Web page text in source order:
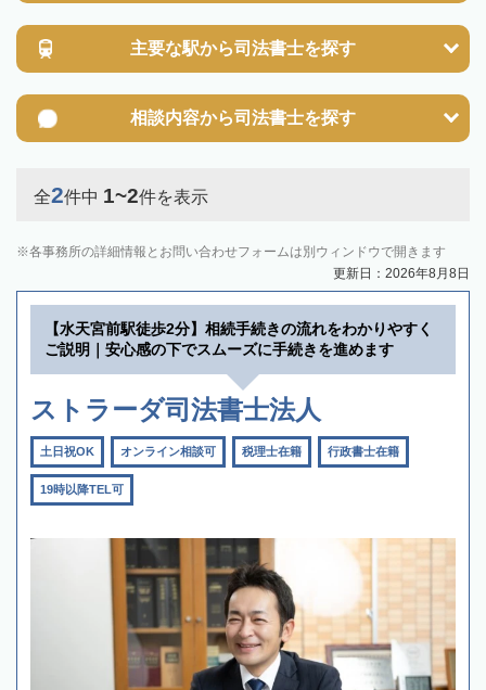
主要な駅から司法書士を探す
相談内容から司法書士を探す
全2件中 1~2件を表示
各事務所の詳細情報とお問い合わせフォームは別ウィンドウで開きます
更新日：2026年8月8日
【水天宮前駅徒歩2分】相続手続きの流れをわかりやすく
ご説明｜安心感の下でスムーズに手続きを進めます
ストラーダ司法書士法人
土日祝OK オンライン相談可 税理士在籍 行政書士在籍
19時以降TEL可